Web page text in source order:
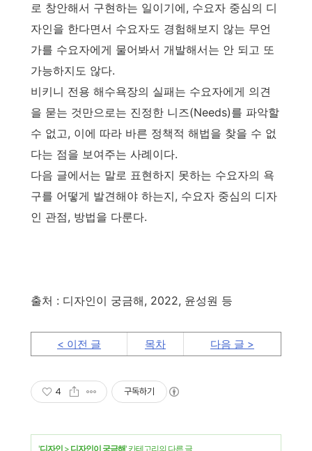
로 창안해서 구현하는 일이기에, 수요자 중심의 디
자인을 한다면서 수요자도 경험해보지 않는 무언
가를 수요자에게 물어봐서 개발해서는 안 되고 또
가능하지도 않다.
비키니 전용 해수욕장의 실패는 수요자에게 의견
을 묻는 것만으로는 진정한 니즈(Needs)를 파악할
수 없고, 이에 따라 바른 정책적 해법을 찾을 수 없
다는 점을 보여주는 사례이다.
다음 글에서는 말로 표현하지 못하는 수요자의 욕
구를 어떻게 발견해야 하는지, 수요자 중심의 디자
인 관점, 방법을 다룬다.
출처 : 디자인이 궁금해, 2022, 윤성원 등
< 이전 글 목차 다음 글 >
4 구독하기
'디자인 > 디자인이 궁금해' 카테고리의 다른 글